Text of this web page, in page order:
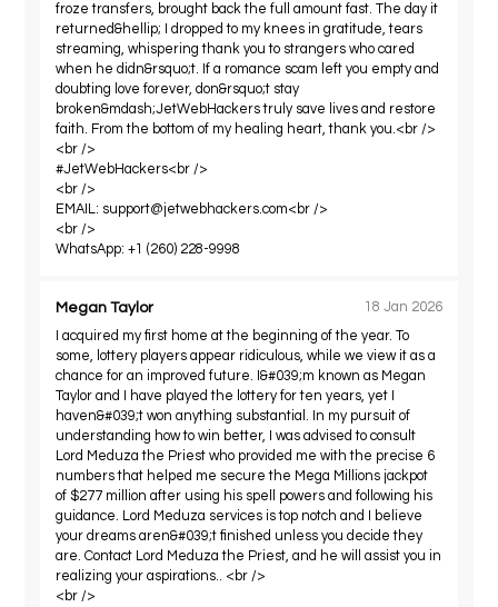
froze transfers, brought back the full amount fast. The day it
returned&hellip; I dropped to my knees in gratitude, tears
streaming, whispering thank you to strangers who cared
when he didn&rsquo;t. If a romance scam left you empty and
doubting love forever, don&rsquo;t stay
broken&mdash;JetWebHackers truly save lives and restore
faith. From the bottom of my healing heart, thank you.<br />
<br />
#JetWebHackers<br />
<br />
EMAIL: support@jetwebhackers.com<br />
<br />
WhatsApp: +1 (260) 228-9998
Megan Taylor
18 Jan 2026
I acquired my first home at the beginning of the year. To
some, lottery players appear ridiculous, while we view it as a
chance for an improved future. I&#039;m known as Megan
Taylor and I have played the lottery for ten years, yet I
haven&#039;t won anything substantial. In my pursuit of
understanding how to win better, I was advised to consult
Lord Meduza the Priest who provided me with the precise 6
numbers that helped me secure the Mega Millions jackpot
of $277 million after using his spell powers and following his
guidance. Lord Meduza services is top notch and I believe
your dreams aren&#039;t finished unless you decide they
are. Contact Lord Meduza the Priest, and he will assist you in
realizing your aspirations.. <br />
<br />